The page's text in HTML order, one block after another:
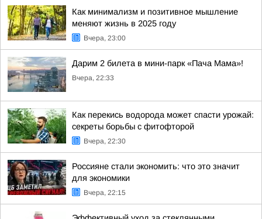
Как минимализм и позитивное мышление
меняют жизнь в 2025 году
Вчера, 23:00
Дарим 2 билета в мини-парк «Пача Мама»!
Вчера, 22:33
Как перекись водорода может спасти урожай:
секреты борьбы с фитофторой
Вчера, 22:30
Россияне стали экономить: что это значит
для экономики
Вчера, 22:15